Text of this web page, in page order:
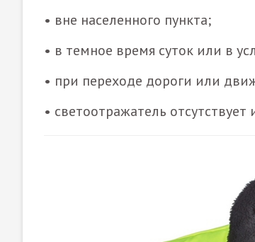
• вне населенного пункта;
• в темное время суток или в
• при переходе дороги или
• светоотражатель